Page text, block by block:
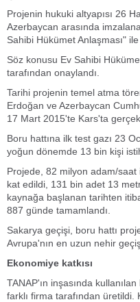
Projenin hukuki altyapısı 26
Azerbaycan arasında
Sahibi Hükümet Anlaşması"
Söz konusu Ev Sahibi
tarafından onaylandı.
Tarihi projenin temel atma
Erdoğan ve Azerbaycan
17 Mart 2015'te Kars'ta
Boru hattına ilk test gazı 23
yoğun dönemde 13 bin kişi
Projede, 82 milyon adam/saat
kat edildi, 131 bin adet 13
kaynağa başlanan tarihten
887 günde tamamlandı.
Sakarya geçişi, boru hattı
Avrupa'nın en uzun nehir
Ekonomiye katkısı
TANAP'ın inşasında
farklı firma tarafından üretildi.